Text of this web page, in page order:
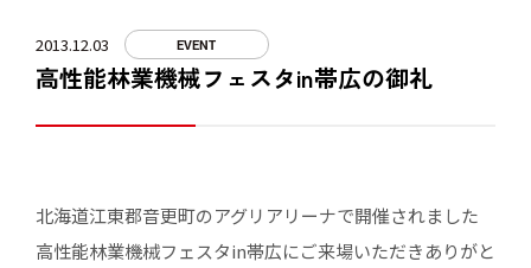
2013.12.03 EVENT
高性能林業機械フェスタin帯広の御礼
北海道江東郡音更町のアグリアリーナで開催されました
高性能林業機械フェスタin帯広にご来場いただきありがと